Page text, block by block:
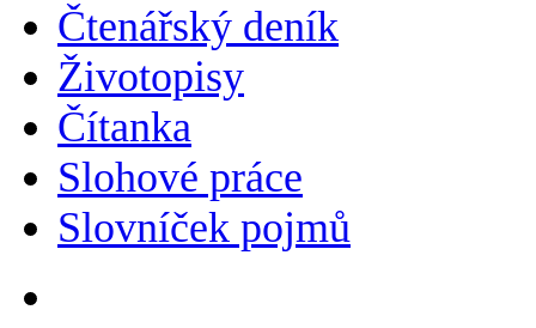
Čtenářský deník
Životopisy
Čítanka
Slohové práce
Slovníček pojmů